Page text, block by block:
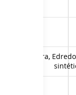
Ropa oscura,